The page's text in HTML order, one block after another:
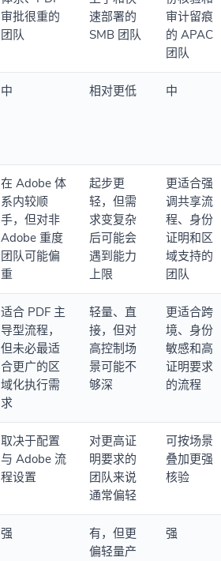
审批很重的
团队
速部署的
SMB 团队
审计留痕
的 APAC
团队
中 相对更低 中
在 Adobe 体
系内较顺
手，但对非
Adobe 重度
团队可能偏
重
起步更
轻，但需
求变复杂
后可能会
遇到能力
上限
更适合强
调共享流
程、身份
证明和区
域支持的
团队
适合 PDF 主
导型流程，
但未必最适
合更广的区
域化执行需
求
轻量、直
接，但对
高控制场
景可能不
够深
更适合跨
境、身份
敏感和高
证明要求
的流程
取决于配置
与 Adobe 流
程设置
对更高证
明要求的
团队来说
通常偏轻
可按场景
叠加更强
核验
强
有，但更
偏轻量产
强